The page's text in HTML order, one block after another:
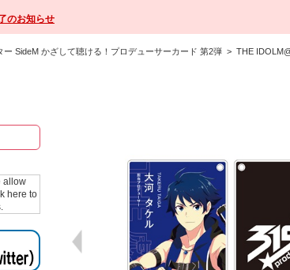
ASOBI STORE TOP
グッズ
ASOBI STAGE
ズ
ドラゴンボール
ラブラ
ラブラ
のお知らせ
SideM かざして聴ける！プロデューサーカード 第2弾 > THE
allow
here to